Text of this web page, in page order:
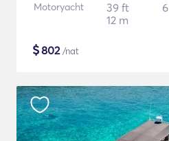
Motoryacht
39 ft
12 m
6
$802/nat